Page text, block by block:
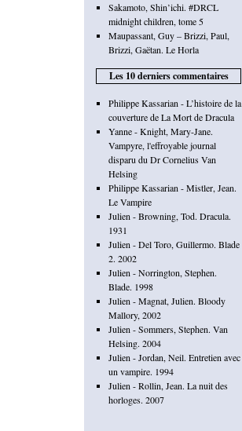
Sakamoto, Shin’ichi. #DRCL
midnight children, tome 5
Maupassant, Guy – Brizzi, Paul,
Brizzi, Gaëtan. Le Horla
Les 10 derniers commentaires
Philippe Kassarian - L’histoire de la
couverture de La Mort de Dracula
Yanne - Knight, Mary-Jane.
Vampyre, l'effroyable journal
disparu du Dr Cornelius Van
Helsing
Philippe Kassarian - Mistler, Jean.
Le Vampire
Julien - Browning, Tod. Dracula.
1931
Julien - Del Toro, Guillermo. Blade
2. 2002
Julien - Norrington, Stephen.
Blade. 1998
Julien - Magnat, Julien. Bloody
Mallory, 2002
Julien - Sommers, Stephen. Van
Helsing. 2004
Julien - Jordan, Neil. Entretien avec
un vampire. 1994
Julien - Rollin, Jean. La nuit des
horloges. 2007